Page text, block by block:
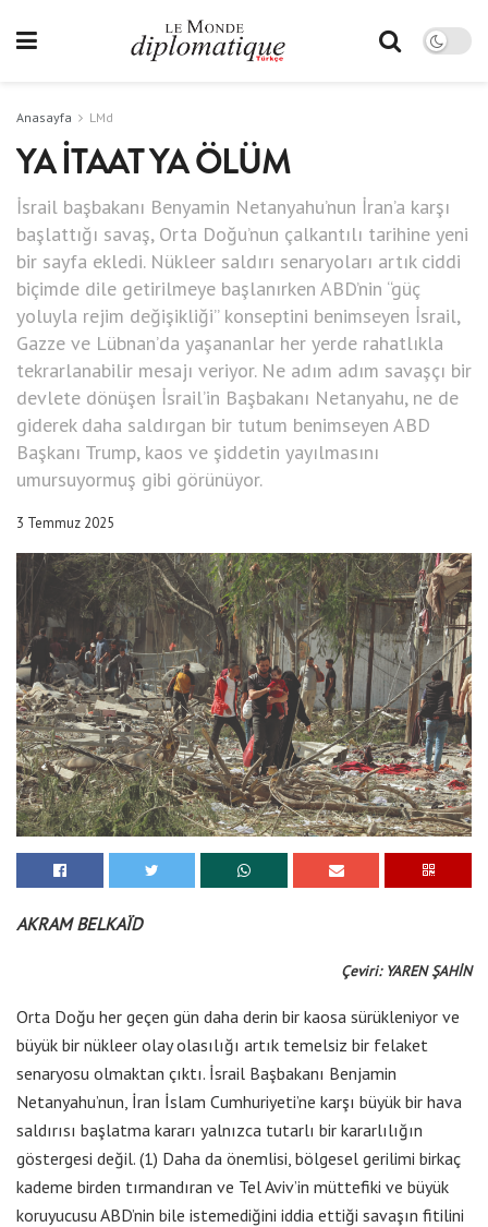
Anasayfa LMd
YA İTAAT YA ÖLÜM
İsrail başbakanı Benyamin Netanyahu’nun İran’a karşı
başlattığı savaş, Orta Doğu’nun çalkantılı tarihine yeni
bir sayfa ekledi. Nükleer saldırı senaryoları artık ciddi
biçimde dile getirilmeye başlanırken ABD’nin “güç
yoluyla rejim değişikliği” konseptini benimseyen İsrail,
Gazze ve Lübnan’da yaşananlar her yerde rahatlıkla
tekrarlanabilir mesajı veriyor. Ne adım adım savaşçı bir
devlete dönüşen İsrail’in Başbakanı Netanyahu, ne de
giderek daha saldırgan bir tutum benimseyen ABD
Başkanı Trump, kaos ve şiddetin yayılmasını
umursuyormuş gibi görünüyor.
3 Temmuz 2025
AKRAM BELKAÏD
Çeviri: YAREN ŞAHİN
Orta Doğu her geçen gün daha derin bir kaosa sürükleniyor ve
büyük bir nükleer olay olasılığı artık temelsiz bir felaket
senaryosu olmaktan çıktı. İsrail Başbakanı Benjamin
Netanyahu’nun, İran İslam Cumhuriyeti’ne karşı büyük bir hava
saldırısı başlatma kararı yalnızca tutarlı bir kararlılığın
göstergesi değil. (1) Daha da önemlisi, bölgesel gerilimi birkaç
kademe birden tırmandıran ve Tel Aviv’in müttefiki ve büyük
koruyucusu ABD’nin bile istemediğini iddia ettiği savaşın fitilini